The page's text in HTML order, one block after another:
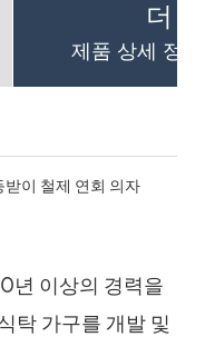
더
제품 상세 정
년 이상의 경력을
탁 가구를 개발 및